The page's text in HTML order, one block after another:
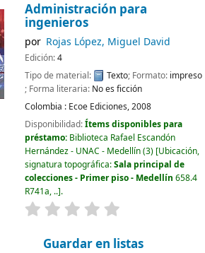
Administración para
ingenieros
por Rojas López, Miguel David
Edición:4
Tipo de material:
Texto; Formato: impreso
; Forma literaria: No es ficción
Colombia : Ecoe Ediciones,2008
Disponibilidad:Ítems disponibles para
préstamo: Biblioteca Rafael Escandón
Hernández - UNAC - Medellín(3) Ubicación,
signatura topográfica:Sala principal de
colecciones - Primer piso - Medellín 658.4
R741a, .. .
valoración
Guardar en listas